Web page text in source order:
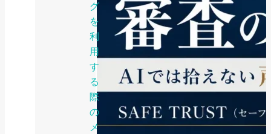
グ
を
利
用
す
る
際
の
メ